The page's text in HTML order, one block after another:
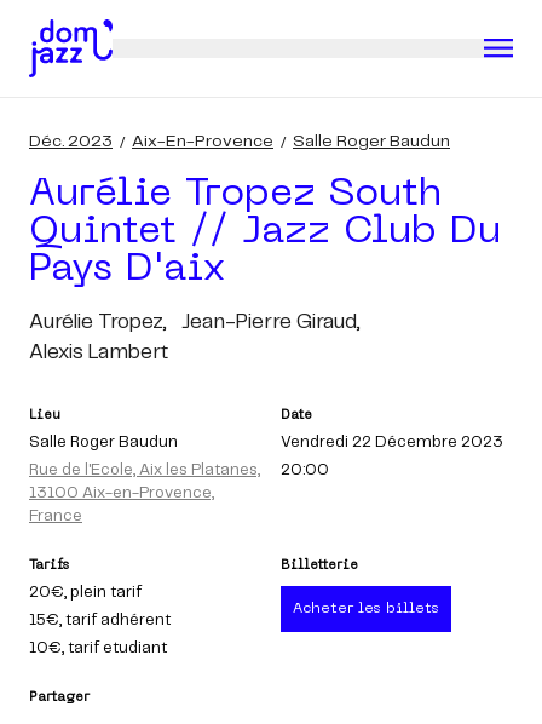
Déc. 2023 Aix-En-Provence Salle Roger Baudun
Aurélie Tropez South
Quintet // Jazz Club Du
Pays D'aix
Aurélie Tropez,
Jean-Pierre Giraud,
Alexis Lambert
Lieu
Salle Roger Baudun
Rue de l'Ecole, Aix les Platanes,
13100 Aix-en-Provence,
France
Date
Vendredi 22 Décembre 2023
20:00
Tarifs
20€, plein tarif
15€, tarif adhérent
10€, tarif etudiant
Billetterie
Acheter les billets
Partager